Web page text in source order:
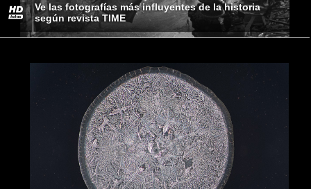
Ve las fotografías más influyentes de la historia
según revista TIME